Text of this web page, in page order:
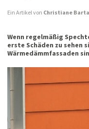
Ein Artikel von Christiane
Wenn regelmäßig
erste Schäden zu sehen
Wärmedämmfassaden